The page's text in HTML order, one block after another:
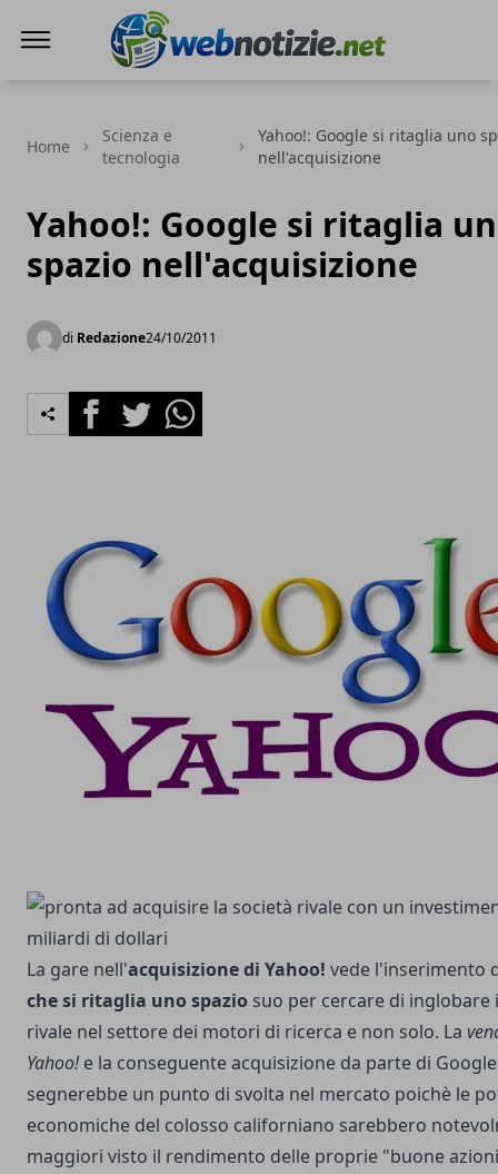
Home
Scienza e
tecnologia
Yahoo!: Google si ritaglia uno
nell'acquisizione
Yahoo!: Google si ritaglia
spazio nell'acquisizione
di Redazione24/10/2011
FacebookTwitterWhatsapp
La gare nell'acquisizione di Yahoo! vede l'inserimento
che si ritaglia uno spazio suo per cercare di inglobare
rivale nel settore dei motori di ricerca e non solo. La
Yahoo!e la conseguente acquisizione da parte di Google
segnerebbe un punto di svolta nel mercato poichè le
economiche del colosso californiano sarebbero
maggiori visto il rendimento delle proprie "buone